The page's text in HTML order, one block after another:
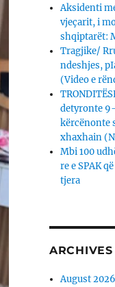
Aksidenti
vjeçarit, i
shqiptarët:
Tragjike/
ndeshjes,
(Video e
detyronte
kërcënonte
xhaxhain
Mbi 100
re e SPAK
tjera
ARCHIVES
August 2026